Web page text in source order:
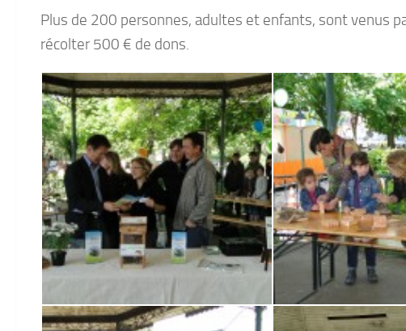
Plus de 200 personnes, adultes et enfants, sont venus
récolter 500 € de dons.